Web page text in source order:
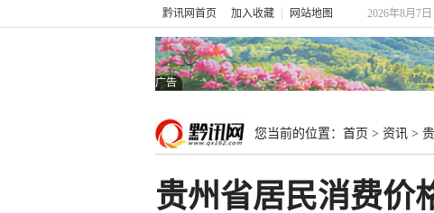
黔讯网首页 加入收藏 网站地图 2026年8月7
广告
您当前的位置： 首页 > 资讯 >
贵州省居民消费价